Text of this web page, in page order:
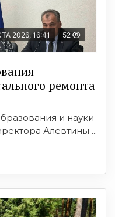
2026, 16:41 52
ремонта
и науки
Алевтины ...